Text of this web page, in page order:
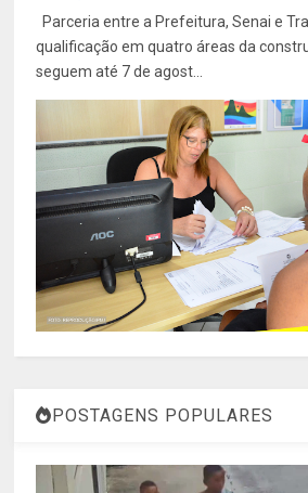
Parceria entre a Prefeitura, Senai e
qualificação em quatro áreas da
seguem até 7 de agost...
POSTAGENS POPULARES